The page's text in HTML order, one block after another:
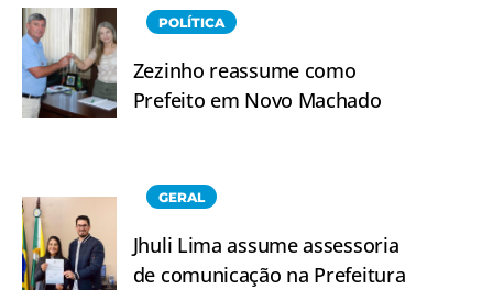
POLÍTICA
Zezinho reassume como
Prefeito em Novo Machado
GERAL
Jhuli Lima assume assessoria
de comunicação na Prefeitura